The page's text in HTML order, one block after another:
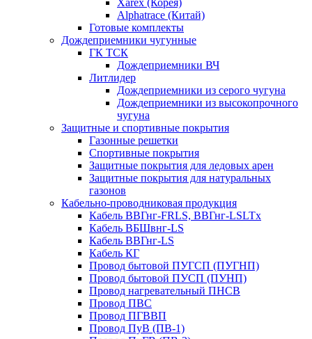
Xarex (Корея)
Alphatrace (Китай)
Готовые комплекты
Дождеприемники чугунные
ГК ТСК
Дождеприемники ВЧ
Литлидер
Дождеприемники из серого чугуна
Дождеприемники из высокопрочного
чугуна
Защитные и спортивные покрытия
Газонные решетки
Спортивные покрытия
Защитные покрытия для ледовых арен
Защитные покрытия для натуральных
газонов
Кабельно-проводниковая продукция
Кабель ВВГнг-FRLS, ВВГнг-LSLTx
Кабель ВБШвнг-LS
Кабель ВВГнг-LS
Кабель КГ
Провод бытовой ПУГСП (ПУГНП)
Провод бытовой ПУСП (ПУНП)
Провод нагревательный ПНСВ
Провод ПВС
Провод ПГВВП
Провод ПуВ (ПВ-1)